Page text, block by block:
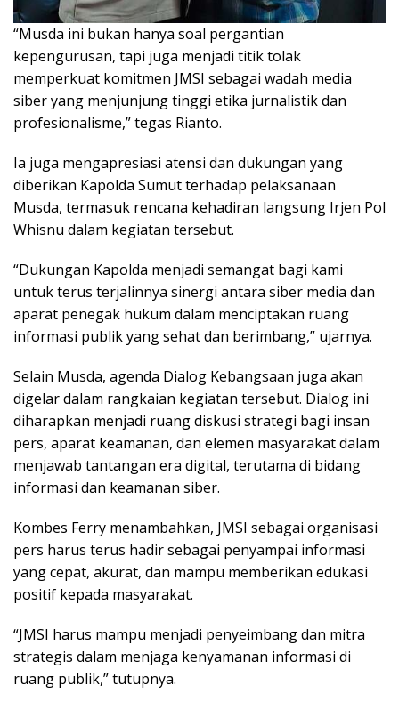
“Musda ini bukan hanya soal pergantian
kepengurusan, tapi juga menjadi titik tolak
memperkuat komitmen JMSI sebagai wadah media
siber yang menjunjung tinggi etika jurnalistik dan
profesionalisme,” tegas Rianto.
Ia juga mengapresiasi atensi dan dukungan yang
diberikan Kapolda Sumut terhadap pelaksanaan
Musda, termasuk rencana kehadiran langsung Irjen Pol
Whisnu dalam kegiatan tersebut.
“Dukungan Kapolda menjadi semangat bagi kami
untuk terus terjalinnya sinergi antara siber media dan
aparat penegak hukum dalam menciptakan ruang
informasi publik yang sehat dan berimbang,” ujarnya.
Selain Musda, agenda Dialog Kebangsaan juga akan
digelar dalam rangkaian kegiatan tersebut. Dialog ini
diharapkan menjadi ruang diskusi strategi bagi insan
pers, aparat keamanan, dan elemen masyarakat dalam
menjawab tantangan era digital, terutama di bidang
informasi dan keamanan siber.
Kombes Ferry menambahkan, JMSI sebagai organisasi
pers harus terus hadir sebagai penyampai informasi
yang cepat, akurat, dan mampu memberikan edukasi
positif kepada masyarakat.
“JMSI harus mampu menjadi penyeimbang dan mitra
strategis dalam menjaga kenyamanan informasi di
ruang publik,” tutupnya.